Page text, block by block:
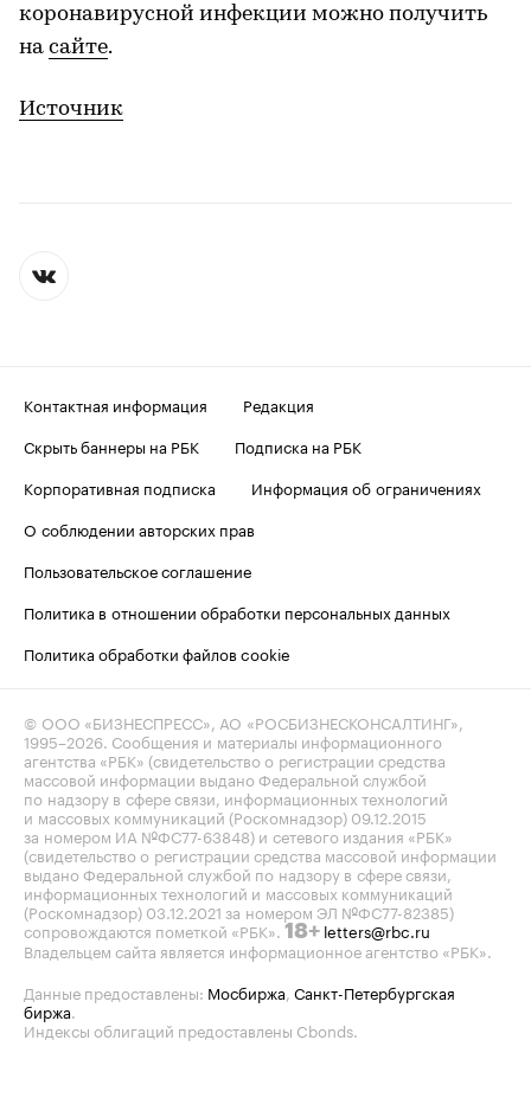
коронавирусной инфекции можно получить
на сайте.
Источник
Контактная информация
Редакция
Скрыть баннеры на РБК
Подписка на РБК
Корпоративная подписка
Информация об ограничениях
О соблюдении авторских прав
Пользовательское соглашение
Политика в отношении обработки персональных данных
Политика обработки файлов cookie
© ООО «БИЗНЕСПРЕСС», АО «РОСБИЗНЕСКОНСАЛТИНГ»,
1995–2026. Сообщения и материалы информационного
агентства «РБК» (свидетельство о регистрации средства
массовой информации выдано Федеральной службой
по надзору в сфере связи, информационных технологий
и массовых коммуникаций (Роскомнадзор) 09.12.2015
за номером ИА №ФС77-63848) и сетевого издания «РБК»
(свидетельство о регистрации средства массовой информации
выдано Федеральной службой по надзору в сфере связи,
информационных технологий и массовых коммуникаций
(Роскомнадзор) 03.12.2021 за номером ЭЛ №ФС77-82385)
сопровождаются пометкой «РБК». 18+ letters@rbc.ru
Владельцем сайта является информационное агентство «РБК».
Данные предоставлены: Мосбиржа, Санкт-Петербургская
биржа.
Индексы облигаций предоставлены Cbonds.